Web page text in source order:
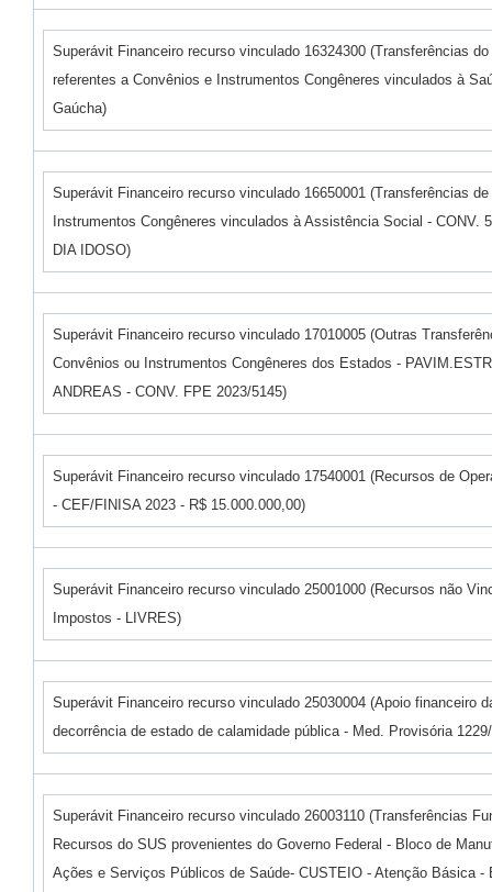
Superávit Financeiro recurso vinculado 16324300 (Transferências
referentes a Convênios e Instrumentos Congêneres vinculados à
Gaúcha)
Superávit Financeiro recurso vinculado 16650001 (Transferências
Instrumentos Congêneres vinculados à Assistência Social - CONV.
DIA IDOSO)
Superávit Financeiro recurso vinculado 17010005 (Outras
Convênios ou Instrumentos Congêneres dos Estados -
ANDREAS - CONV. FPE 2023/5145)
Superávit Financeiro recurso vinculado 17540001 (Recursos de
- CEF/FINISA 2023 - R$ 15.000.000,00)
Superávit Financeiro recurso vinculado 25001000 (Recursos não
Impostos - LIVRES)
Superávit Financeiro recurso vinculado 25030004 (Apoio financeiro
decorrência de estado de calamidade pública - Med. Provisória
Superávit Financeiro recurso vinculado 26003110 (Transferências
Recursos do SUS provenientes do Governo Federal - Bloco de
Ações e Serviços Públicos de Saúde- CUSTEIO - Atenção Básica -